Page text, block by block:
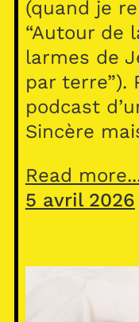
(quand je
“Autour de
larmes de
par terre”).
podcast
Sincère
Read
5 avril 2026